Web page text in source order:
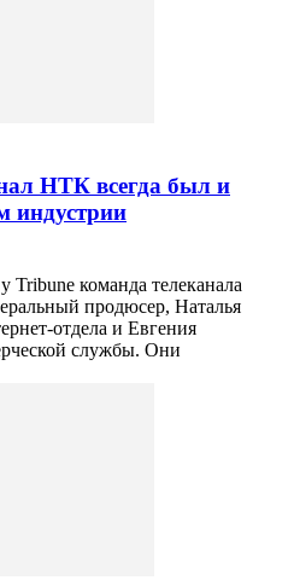
НТК всегда был и
индустрии
Tribune команда телеканала
продюсер, Наталья
отдела и Евгения
службы. Они